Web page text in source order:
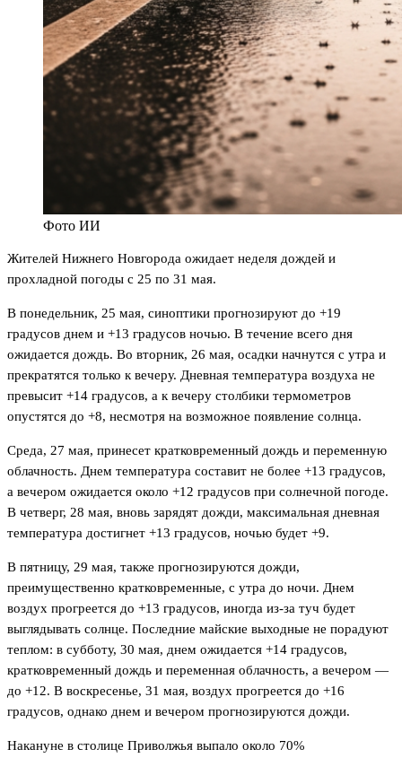
Фото ИИ
Жителей Нижнего Новгорода ожидает неделя дождей и
прохладной погоды с 25 по 31 мая.
В понедельник, 25 мая, синоптики прогнозируют до +19
градусов днем и +13 градусов ночью. В течение всего дня
ожидается дождь. Во вторник, 26 мая, осадки начнутся с утра и
прекратятся только к вечеру. Дневная температура воздуха не
превысит +14 градусов, а к вечеру столбики термометров
опустятся до +8, несмотря на возможное появление солнца.
Среда, 27 мая, принесет кратковременный дождь и переменную
облачность. Днем температура составит не более +13 градусов,
а вечером ожидается около +12 градусов при солнечной погоде.
В четверг, 28 мая, вновь зарядят дожди, максимальная дневная
температура достигнет +13 градусов, ночью будет +9.
В пятницу, 29 мая, также прогнозируются дожди,
преимущественно кратковременные, с утра до ночи. Днем
воздух прогреется до +13 градусов, иногда из-за туч будет
выглядывать солнце. Последние майские выходные не порадуют
теплом: в субботу, 30 мая, днем ожидается +14 градусов,
кратковременный дождь и переменная облачность, а вечером —
до +12. В воскресенье, 31 мая, воздух прогреется до +16
градусов, однако днем и вечером прогнозируются дожди.
Накануне в столице Приволжья выпало около 70%